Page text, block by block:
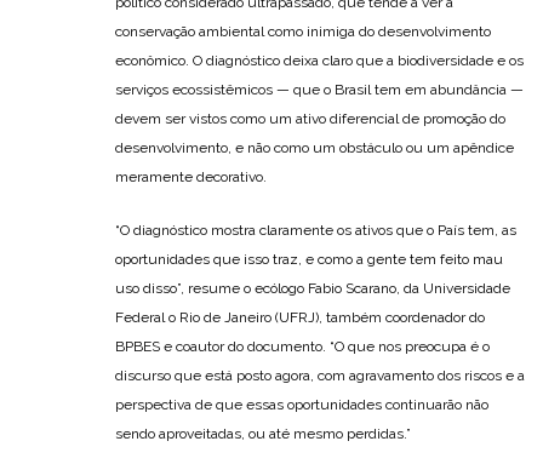
conservação ambiental como inimiga do desenvolvimento
econômico. O diagnóstico deixa claro que a biodiversidade e os
serviços ecossistêmicos — que o Brasil tem em abundância —
devem ser vistos como um ativo diferencial de promoção do
desenvolvimento, e não como um obstáculo ou um apêndice
meramente decorativo.
“O diagnóstico mostra claramente os ativos que o País tem, as
oportunidades que isso traz, e como a gente tem feito mau
uso disso”, resume o ecólogo Fabio Scarano, da Universidade
Federal o Rio de Janeiro (UFRJ), também coordenador do
BPBES e coautor do documento. “O que nos preocupa é o
discurso que está posto agora, com agravamento dos riscos e a
perspectiva de que essas oportunidades continuarão não
sendo aproveitadas, ou até mesmo perdidas.”